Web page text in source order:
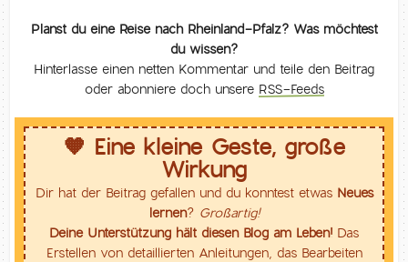
Planst du eine Reise nach Rheinland-Pfalz? Was möchtest
du wissen?
Hinterlasse einen netten Kommentar und teile den Beitrag
oder abonniere doch unsere RSS-Feeds
🧡 Eine kleine Geste, große
Wirkung
Dir hat der Beitrag gefallen und du konntest etwas Neues
lernen? Großartig!
Deine Unterstützung hält diesen Blog am Leben! Das
Erstellen von detaillierten Anleitungen, das Bearbeiten